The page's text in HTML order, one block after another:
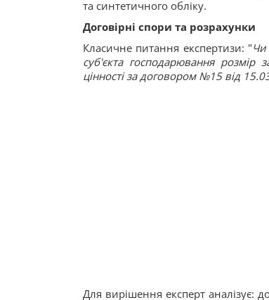
та синтетичного обліку.
Договірні спори та розрахунки
Класичне питання експертизи: "Чи
суб'єкта господарювання розмір
цінності за договором №15 від
Для вирішення експерт аналізує: